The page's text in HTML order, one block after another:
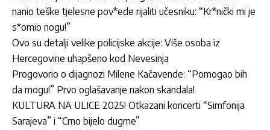
nanio teške tjelesne pov*ede rijaliti učesniku: “Kr*nički mi je
s*omio nogu!”
Ovo su detalji velike policijske akcije: Više osoba iz
Hercegovine uhapšeno kod Nevesinja
Progovorio o dijagnozi Milene Kačavende: “Pomogao bih
da mogu!” Prvo oglašavanje nakon skandala!
KULTURA NA ULICE 2025! Otkazani koncerti “Simfonija
Sarajeva” i “Crno bijelo dugme”